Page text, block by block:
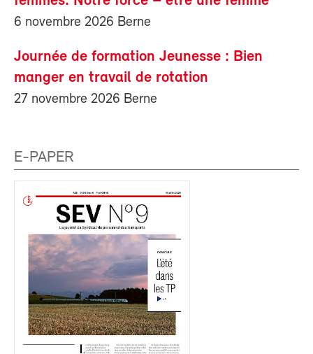
6 novembre 2026 Berne
Journée de formation Jeunesse : Bien
manger en travail de rotation
27 novembre 2026 Berne
E-PAPER